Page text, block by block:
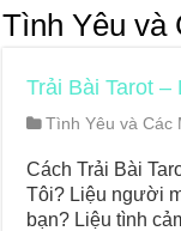
Top 5 Cuốn Sách
Querent Tìm Đến
Journey Of Love
Journey Of Love
Journey Of Love
Tình Yêu và
Trải Bài Tarot
Tình Yêu và Các
Cách Trải Bài
Tôi? Liệu người
bạn? Liệu tình